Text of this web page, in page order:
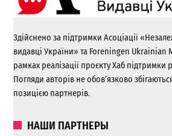
Здійснено за підтримки Асоціації
видавці України» та Foreningen Ukrainian
рамках реалізації проєкту Хаб підтримки
Погляди авторів не обов’язково
позицією партнерів.
НАШИ ПАРТНЕРЫ